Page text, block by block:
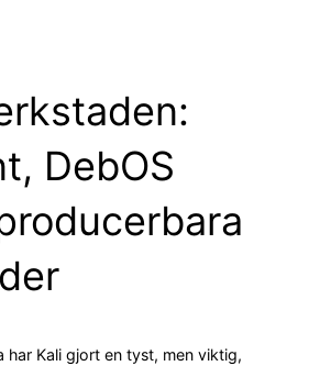
DebOS
har Kali gjort en tyst, men viktig,